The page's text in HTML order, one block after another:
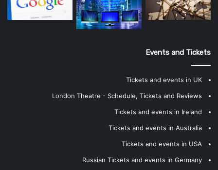
Events and Tickets
Tickets and events in UK
London Theatre - Schedule, Tickets and Reviews
Tickets and events in Ireland
Tickets and events in Australia
Tickets and events in USA
Russian Tickets and events in Germany